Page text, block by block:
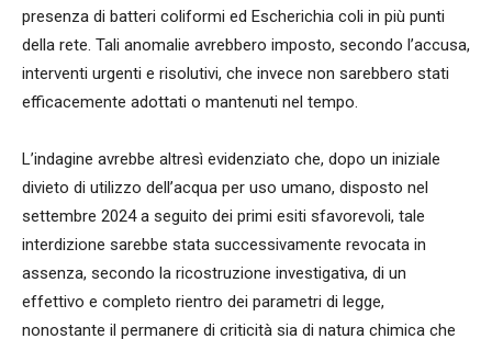
presenza di batteri coliformi ed Escherichia coli in più punti
della rete. Tali anomalie avrebbero imposto, secondo l’accusa,
interventi urgenti e risolutivi, che invece non sarebbero stati
efficacemente adottati o mantenuti nel tempo.
L’indagine avrebbe altresì evidenziato che, dopo un iniziale
divieto di utilizzo dell’acqua per uso umano, disposto nel
settembre 2024 a seguito dei primi esiti sfavorevoli, tale
interdizione sarebbe stata successivamente revocata in
assenza, secondo la ricostruzione investigativa, di un
effettivo e completo rientro dei parametri di legge,
nonostante il permanere di criticità sia di natura chimica che